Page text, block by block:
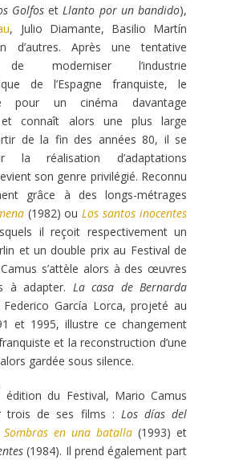
Golfoset Llanto por un bandido),
, Julio Diamante, Basilio Martín
d’autres. Après une tentative
de moderniser l’industrie
de l’Espagne franquiste, le
pour un cinéma davantage
et connaît alors une plus large
de la fin des années 80, il se
la réalisation d’adaptations
son genre privilégié. Reconnu
grâce à des longs-métrages
(1982) ou Los santos inocentes
il reçoit respectivement un
et un double prix au Festival de
s’attèle alors à des œuvres
à adapter. La casa de Bernarda
Federico García Lorca, projeté au
et 1995, illustre ce changement
et la reconstruction d’une
gardée sous silence.
édition du Festival, Mario Camus
trois de ses films : Los días del
Sombras en una batalla (1993) et
(1984). Il prend également part